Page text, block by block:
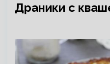
Драники с